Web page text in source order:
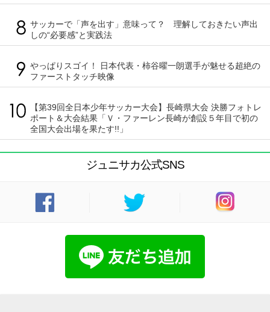
サッカーで「声を出す」意味って？ 理解しておきたい声出
しの“必要感”と実践法
やっぱりスゴイ！ 日本代表・柿谷曜一朗選手が魅せる超絶の
ファーストタッチ映像
【第39回全日本少年サッカー大会】長崎県大会 決勝フォトレ
ポート＆大会結果「Ｖ・ファーレン長崎が創設５年目で初の
全国大会出場を果たす!!」
ジュニサカ公式SNS